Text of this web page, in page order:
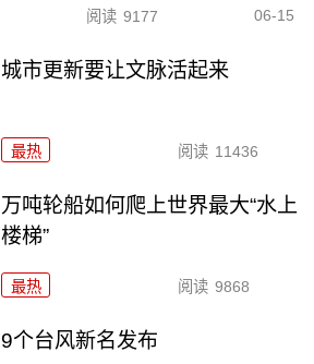
阅读 9177 06-15
城市更新要让文脉活起来
最热 阅读 11436
万吨轮船如何爬上世界最大“水上
楼梯”
最热 阅读 9868
9个台风新名发布